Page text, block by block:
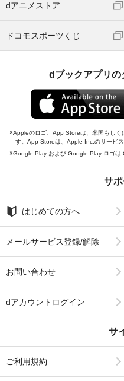
dアニメストア
ドコモスポーツくじ
dブックアプリの
Appleのロゴ、App Storeは、米国もし
す。App Storeは、Apple Inc.のサービス
Google Play および Google Play ロゴは
サ
はじめての方へ
メールサービス登録/解除
お問い合わせ
dアカウントログイン
サ
ご利用規約